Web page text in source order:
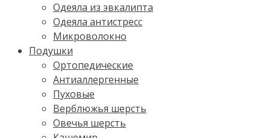
Одеяла из эвкалипта
Одеяла антистресс
Микроволокно
Подушки
Ортопедические
Антиаллергенные
Пуховые
Верблюжья шерсть
Овечья шерсть